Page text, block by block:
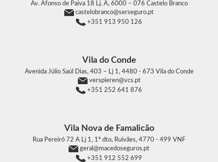
Av. Afonso de Paiva 18 Lj. A, 6000 – 076 Castelo Branco
castelobranco@serseguro.pt
+351 913 950 126
Vila do Conde
Avenida Júlio Saúl Dias, 403 – Lj 1, 4480 - 673 Vila do Conde
verspieren@vcs.pt
+351 252 641 876
Vila Nova de Famalicão
Rua Pereiró 72 A Lj 1, 1º dto, Ruivães, 4770 - 499 VNF
geral@macedoseguros.pt
+351 912 552 699